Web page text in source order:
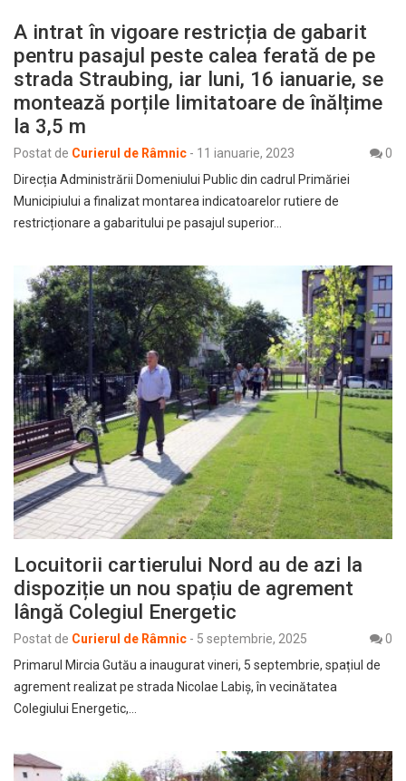
A intrat în vigoare restricția de gabarit
pentru pasajul peste calea ferată de pe
strada Straubing, iar luni, 16 ianuarie, se
montează porțile limitatoare de înălțime
la 3,5 m
Postat de Curierul de Râmnic - 11 ianuarie, 2023
0
Direcția Administrării Domeniului Public din cadrul Primăriei
Municipiului a finalizat montarea indicatoarelor rutiere de
restricționare a gabaritului pe pasajul superior…
Locuitorii cartierului Nord au de azi la
dispoziție un nou spațiu de agrement
lângă Colegiul Energetic
Postat de Curierul de Râmnic - 5 septembrie, 2025
0
Primarul Mircia Gutău a inaugurat vineri, 5 septembrie, spațiul de
agrement realizat pe strada Nicolae Labiș, în vecinătatea
Colegiului Energetic,…